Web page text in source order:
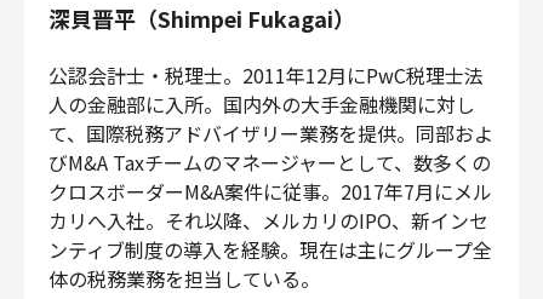
深貝晋平（Shimpei Fukagai）
公認会計士・税理士。2011年12月にPwC税理士法
人の金融部に入所。国内外の大手金融機関に対し
て、国際税務アドバイザリー業務を提供。同部およ
びM&A Taxチームのマネージャーとして、数多くの
クロスボーダーM&A案件に従事。2017年7月にメル
カリへ入社。それ以降、メルカリのIPO、新インセ
ンティブ制度の導入を経験。現在は主にグループ全
体の税務業務を担当している。